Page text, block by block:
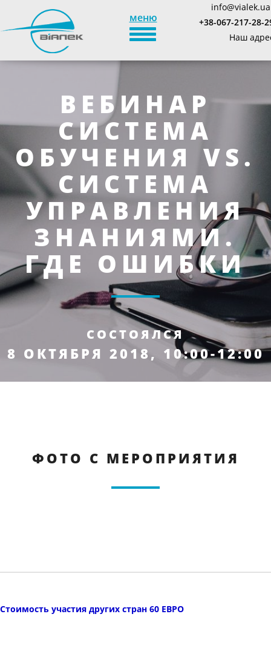
меню
TOGGLE_NAVIGATION
info@vialek.ua
+38-067-217-28-
Наш
ВЕБИНАР
СИСТЕМА
ОБУЧЕНИЯ VS.
СИСТЕМА
УПРАВЛЕНИЯ
ЗНАНИЯМИ.
ГДЕ ОШИБКИ
СОСТОЯЛСЯ
8 ОКТЯБРЯ 2018, 10:00-12:00
ФОТО С МЕРОПРИЯТИЯ
Стоимость участия других стран 60 ЕВРО